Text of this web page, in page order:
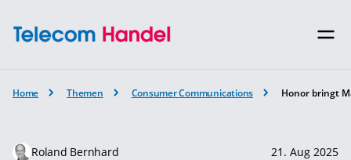
Home Themen Consumer Communications Honor bringt
Roland Bernhard 21. Aug 2025